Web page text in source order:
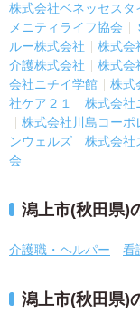
株式会社ベネッセスタ
メニティライフ協会
ルー株式会社
株式会
介護株式会社
株式会
会社ニチイ学館
株式
社ケア２１
株式会社
株式会社川島コーポ
ンウェルズ
株式会社
会
潟上市(秋田県)
介護職・ヘルパー 看
潟上市(秋田県)